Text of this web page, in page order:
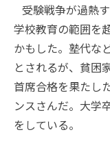
受験戦争が過熱
学校教育の範囲を
かもした。塾代な
とされるが、貧困
首席合格を果たし
ンスさんだ。大学
をしている。